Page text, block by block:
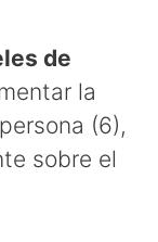
de
la
(6),
sobre el